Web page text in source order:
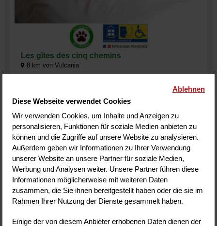
Ablehnen
Diese Webseite verwendet Cookies
Wir verwenden Cookies, um Inhalte und Anzeigen zu
personalisieren, Funktionen für soziale Medien anbieten zu
können und die Zugriffe auf unsere Website zu analysieren.
Außerdem geben wir Informationen zu Ihrer Verwendung
unserer Website an unsere Partner für soziale Medien,
Werbung und Analysen weiter. Unsere Partner führen diese
Informationen möglicherweise mit weiteren Daten
zusammen, die Sie ihnen bereitgestellt haben oder die sie im
Rahmen Ihrer Nutzung der Dienste gesammelt haben.
Einige der von diesem Anbieter erhobenen Daten dienen der
Les gîtes des cinq chemins
8 km von Vulcania
MEHR INFORMATIONEN BUCHEN
Der gängigste Vulcania-Urlaub besteht aus:
Unterkunft + Frühstück